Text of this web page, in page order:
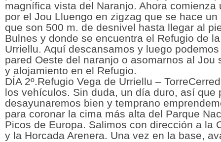
magnífica vista del Naranjo. Ahora comienza
por el Jou Lluengo en zigzag que se hace
que son 500 m. de desnivel hasta llegar al
Bulnes y donde se encuentra el Refugio de
Urriellu. Aquí descansamos y luego
pared Oeste del naranjo o asomarnos al Jou
y alojamiento en el Refugio.
DÍA 2º.Refugio Vega de Urriellu –
los vehículos. Sin duda, un día duro, así que
desayunaremos bien y temprano
para coronar la cima más alta del Parque
Picos de Europa. Salimos con dirección a la
y la Horcada Arenera. Una vez en la base,